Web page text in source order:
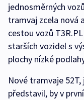
jednosměrných
tramvaj zcela nová
cestou vozů
starších vozidel s
plochy nízké
Nové tramvaje
představil, by v